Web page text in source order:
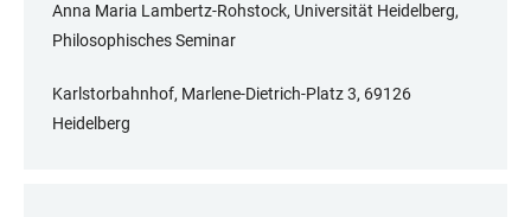
Anna Maria Lambertz-Rohstock, Universität Heidelberg,
Philosophisches Seminar
Karlstorbahnhof, Marlene-Dietrich-Platz 3, 69126
Heidelberg